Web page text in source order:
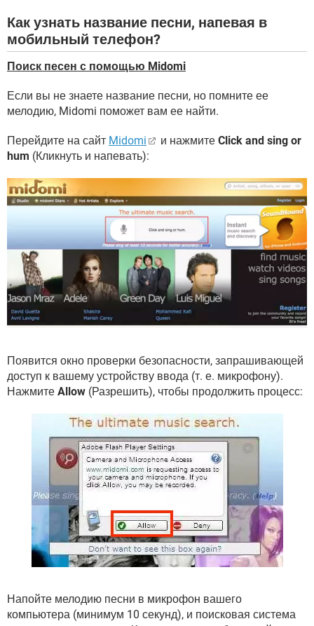
Как узнать название песни, напевая в
мобильный телефон?
Поиск песен с помощью Midomi
Если вы не знаете название песни, но помните ее
мелодию, Midomi поможет вам ее найти.
Перейдите на сайт Midomi и нажмите Click and sing or
hum (Кликнуть и напевать):
Появится окно проверки безопасности, запрашивающей
доступ к вашему устройству ввода (т. е. микрофону).
Нажмите Allow (Разрешить), чтобы продолжить процесс:
Напойте мелодию песни в микрофон вашего
компьютера (минимум 10 секунд), и поисковая система